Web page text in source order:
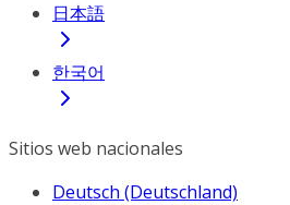
日本語
한국어
Sitios web nacionales
Deutsch (Deutschland)